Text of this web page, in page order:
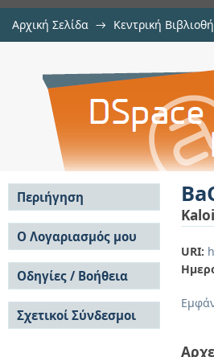
Αρχική Σελίδα → Κεντρική
BaO additive for
URI:
Περιήγηση
Σε όλο το DSpace
Κοινότητες & Συλλογές
Ανά Ημερομηνία
Έκδοσης
Συγγραφείς
Τίτλοι
Θέματα
Ο Λογαριασμός μου
Σύνδεση
Εγγραφή
Οδηγίες / Βοήθεια
Οδηγίες Υποβολής
Οδηγίες Χρήσης ΙΑ
Συχνές Ερωτήσεις
Σχετικοί Σύνδεσμοι